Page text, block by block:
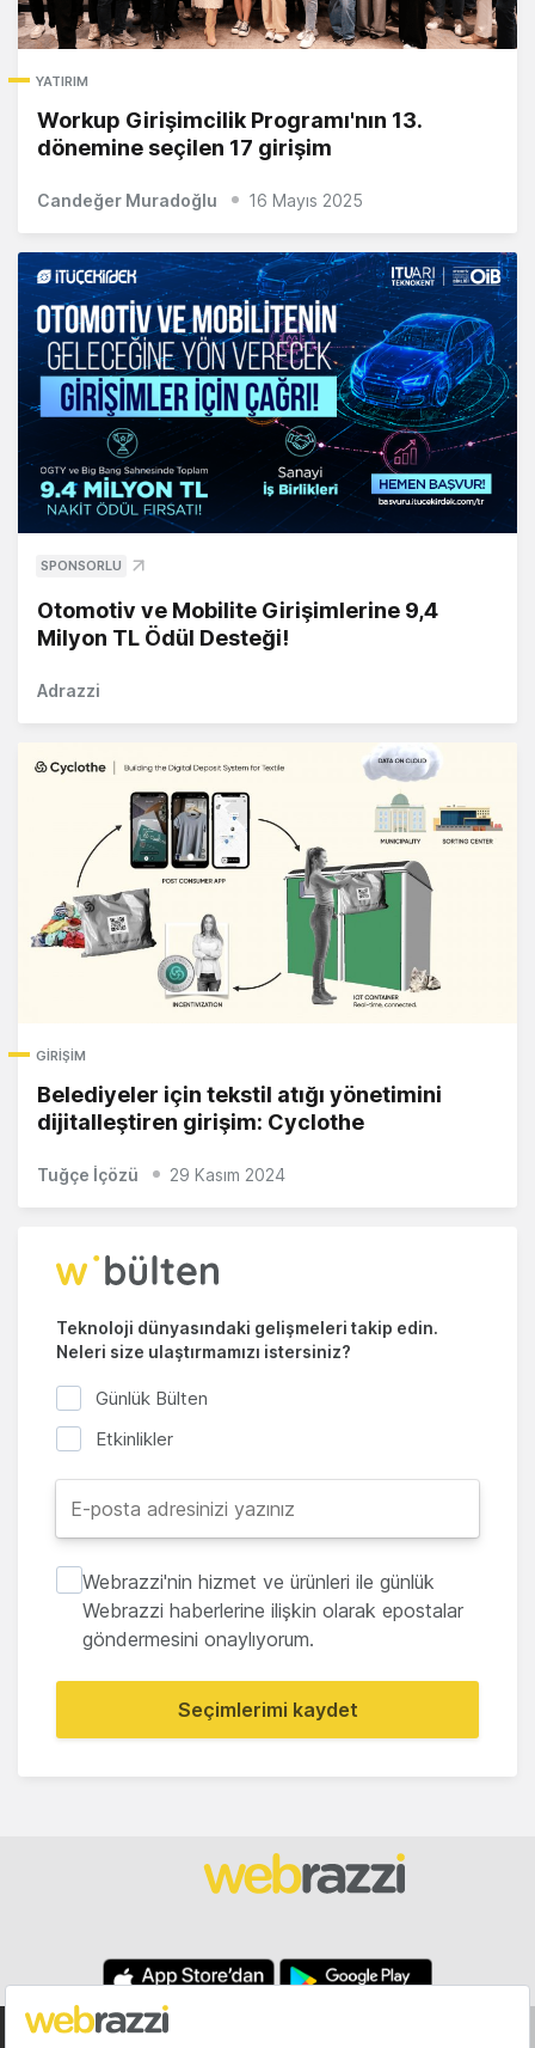
YATIRIM
Workup Girişimcilik Programı'nın 13.
dönemine seçilen 17 girişim
Candeğer Muradoğlu 16 Mayıs 2025
SPONSORLU
Otomotiv ve Mobilite Girişimlerine 9,4
Milyon TL Ödül Desteği!
Adrazzi
GIRIŞIM
Belediyeler için tekstil atığı yönetimini
dijitalleştiren girişim: Cyclothe
Tuğçe İçözü 29 Kasım 2024
Teknoloji dünyasındaki gelişmeleri takip edin.
Neleri size ulaştırmamızı istersiniz?
Günlük Bülten
Etkinlikler
Webrazzi'nin hizmet ve ürünleri ile günlük
Webrazzi haberlerine ilişkin olarak epostalar
göndermesini onaylıyorum.
Seçimlerimi kaydet